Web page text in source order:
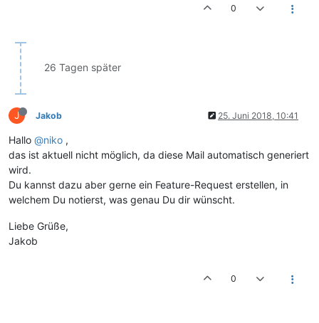
0
26 Tagen später
J Jakob 25. Juni 2018, 10:41
Hallo @niko ,
das ist aktuell nicht möglich, da diese Mail automatisch generiert
wird.
Du kannst dazu aber gerne ein Feature-Request erstellen, in
welchem Du notierst, was genau Du dir wünscht.
Liebe Grüße,
Jakob
0